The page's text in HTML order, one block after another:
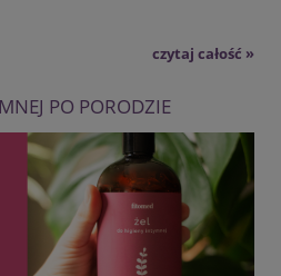
czytaj całość »
PO PORODZIE